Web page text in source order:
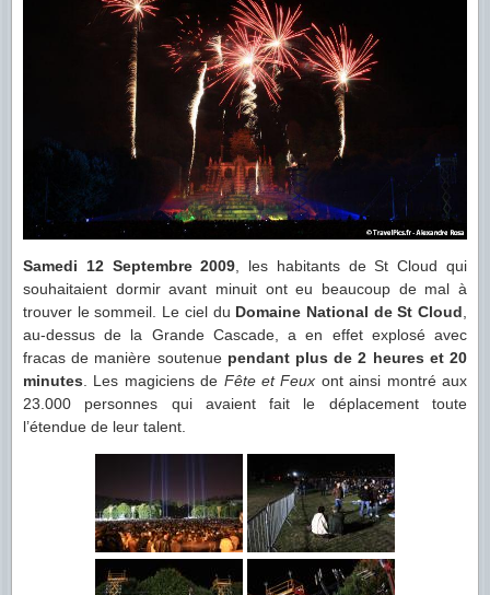
Samedi 12 Septembre 2009 , les habitants de St Cloud qui
souhaitaient dormir avant minuit ont eu beaucoup de mal à
trouver le sommeil. Le ciel du Domaine National de St Cloud
au-dessus de la Grande Cascade, a en effet explosé avec
fracas de manière soutenue pendant plus de 2 heures et 20
minutes . Les magiciens de Fête et Feux ont ainsi montré aux
23.000 personnes qui avaient fait le déplacement toute
l’étendue de leur talent.